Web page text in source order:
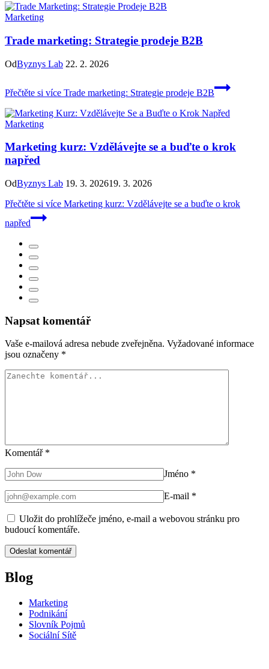
Marketing
Trade marketing: Strategie prodeje B2B
OdByznys Lab 22. 2. 2026
Přečtěte si více Trade marketing: Strategie prodeje B2B
Marketing
Marketing kurz: Vzdělávejte se a buďte o krok
napřed
OdByznys Lab 19. 3. 202619. 3. 2026
Přečtěte si více Marketing kurz: Vzdělávejte se a buďte o krok
napřed
Napsat komentář
Vaše e-mailová adresa nebude zveřejněna. Vyžadované informace
jsou označeny *
Komentář *
Jméno *
E-mail *
Uložit do prohlížeče jméno, e-mail a webovou stránku pro
budoucí komentáře.
Blog
Marketing
Podnikání
Slovník Pojmů
Sociální Sítě